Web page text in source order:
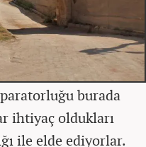
burada
ihtiyaç oldukları
ile elde ediyorlar.